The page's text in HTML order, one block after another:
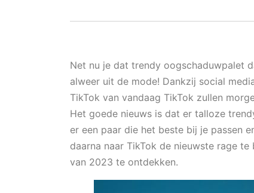
Net nu je dat trendy oogschaduwpalet
alweer uit de mode! Dankzij social
TikTok van vandaag TikTok zullen
Het goede nieuws is dat er talloze
er een paar die het beste bij je passen
daarna naar TikTok de nieuwste rage
van 2023 te ontdekken.